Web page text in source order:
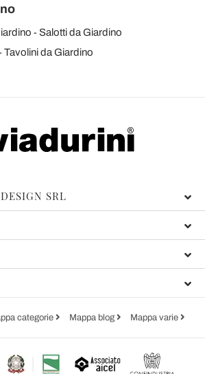
Salotti da Giardino
Tavolini da Giardino
SRL
categorie Mappa blog Mappa varie